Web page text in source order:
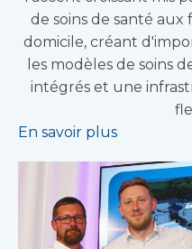
de soins de santé
domicile, créant
les modèles de soins
intégrés et une
En savoir plus